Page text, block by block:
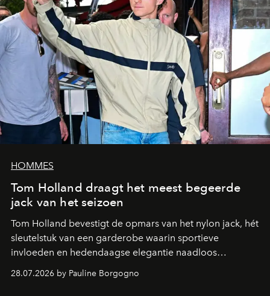
HOMMES
Tom Holland draagt het meest begeerde
jack van het seizoen
Tom Holland bevestigt de opmars van het nylon jack, hét
sleutelstuk van een garderobe waarin sportieve
invloeden en hedendaagse elegantie naadloos
28.07.2026 by Pauline Borgogno